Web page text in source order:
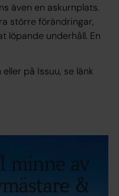
även en askurnplats.
större förändringar,
löpande underhåll. En
på Issuu, se länk